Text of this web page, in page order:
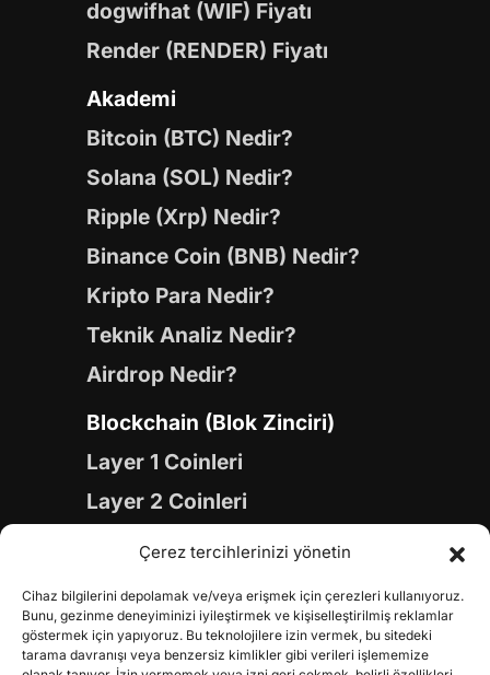
Çerez tercihlerinizi yönetin
Cihaz bilgilerini depolamak ve/veya erişmek için çerezleri kullanıyoruz.
Bunu, gezinme deneyiminizi iyileştirmek ve kişiselleştirilmiş reklamlar
göstermek için yapıyoruz. Bu teknolojilere izin vermek, bu sitedeki
tarama davranışı veya benzersiz kimlikler gibi verileri işlememize
dogwifhat (WIF) Fiyatı
Render (RENDER) Fiyatı
Akademi
Bitcoin (BTC) Nedir?
Solana (SOL) Nedir?
Ripple (Xrp) Nedir?
Binance Coin (BNB) Nedir?
Kripto Para Nedir?
Teknik Analiz Nedir?
Airdrop Nedir?
Blockchain (Blok Zinciri)
Layer 1 Coinleri
Layer 2 Coinleri
Yapay Zeka (AI) Coinleri
Gaming Coinleri
RWA Coinleri